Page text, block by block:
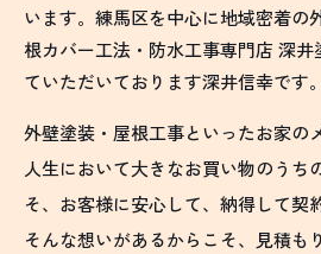
います。練馬区を中心に地域密着の
根カバー工法・防水工事専門店 深
ていただいております深井信幸です。
外壁塗装・屋根工事といったお家の
人生において大きなお買い物のうち
そ、お客様に安心して、納得して契
そんな想いがあるからこそ、見積も